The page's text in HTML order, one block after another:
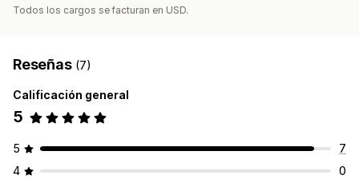
Todos los cargos se facturan en USD.
Reseñas (7)
Calificación general
5
5
7
4
0